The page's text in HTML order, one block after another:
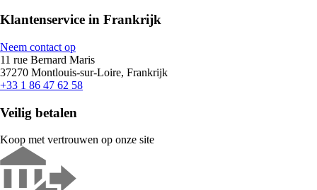
Klantenservice in Frankrijk
Neem contact op
11 rue Bernard Maris
37270 Montlouis-sur-Loire, Frankrijk
+33 1 86 47 62 58
Veilig betalen
Koop met vertrouwen op onze site